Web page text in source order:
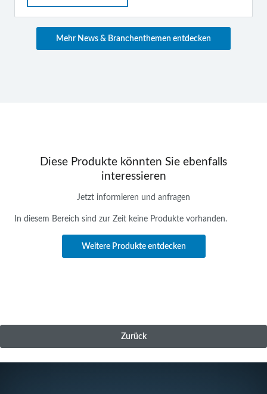
Mehr News & Branchenthemen entdecken
Diese Produkte könnten Sie ebenfalls
interessieren
Jetzt informieren und anfragen
In diesem Bereich sind zur Zeit keine Produkte vorhanden.
Weitere Produkte entdecken
Zurück